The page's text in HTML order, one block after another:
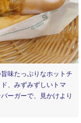
味たっぷりなホットチ
、みずみずしいトマ
ーガーで、見かけより